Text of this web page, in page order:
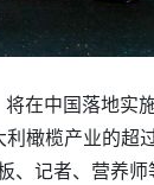
在中国落地实
橄榄产业的超
、记者、营养